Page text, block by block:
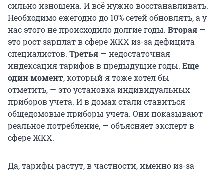
сильно изношена. И всё нужно восстанавливать.
Необходимо ежегодно до 10% сетей обновлять, а у
нас этого не происходило долгие годы. Вторая —
это рост зарплат в сфере ЖКХ из-за дефицита
специалистов. Третья — недостаточная
индексация тарифов в предыдущие годы. Еще
один момент, который я тоже хотел бы
отметить, — это установка индивидуальных
приборов учета. И в домах стали ставиться
общедомовые приборы учета. Они показывают
реальное потребление, — объясняет эксперт в
сфере ЖКХ.
Да, тарифы растут, в частности, именно из-за